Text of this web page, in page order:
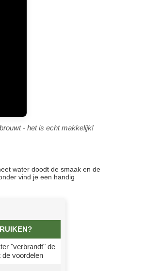
- het is echt makkelijk!
water doodt de smaak en de
vind je een handig
"verbrandt" de
de voordelen